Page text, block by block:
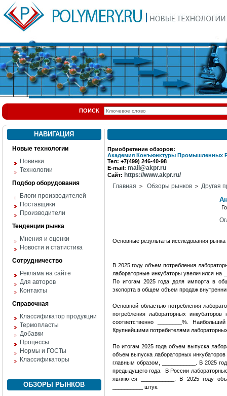
ПОИСК
НАВИГАЦИЯ
Новые технологии
Новинки
Технологии
Подбор оборудования
Блоги производителей
Поставщики
Производители
Тенденции рынка
Мнения и оценки
Новости и статистика
Сотрудничество
Реклама на сайте
Для авторов
Контакты
Справочная
Классификатор продукции
Термопласты
Добавки
Процессы
Нормы и ГОСТы
Классификаторы
ОБЗОРЫ РЫНКОВ
Приобретение обзоров:
Академия Конъюнктуры Промышленных
Тел: +7(499) 246-40-98
E-mail: mail@akpr.ru
Сайт: https://www.akpr.ru/
Главная > Обзоры рынков > Другая
Основные результаты исследования рынка
В 2025 году объем потребления
лабораторные инкубаторы увеличился на
По итогам 2025 года доля импорта в
экспорта в общем объем продаж
Основной областью потребления
потребления лабораторных
соответственно ________%.
Крупнейшими потребителями
По итогам 2025 года объем выпуска
объем выпуска лабораторных
главным образом, ___________. В 2025
предыдущего года. В России
являются ___________. В 2025 году
__________ штук.